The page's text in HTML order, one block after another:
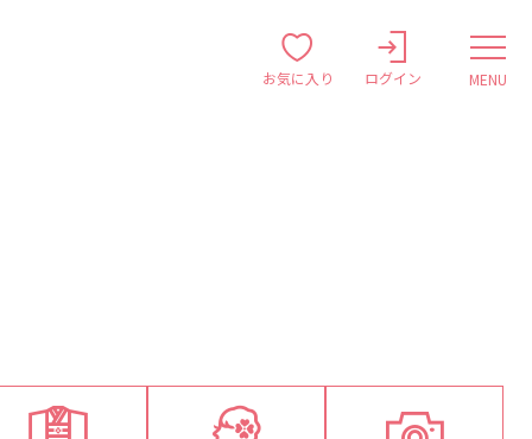
お気に入り ログイン MENU